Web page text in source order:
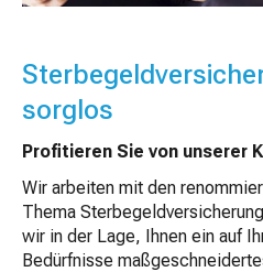
sorglos
Profitieren Sie von unserer
Wir arbeiten mit den
Thema
wir in der Lage, Ihnen ein auf
Bedürfnisse